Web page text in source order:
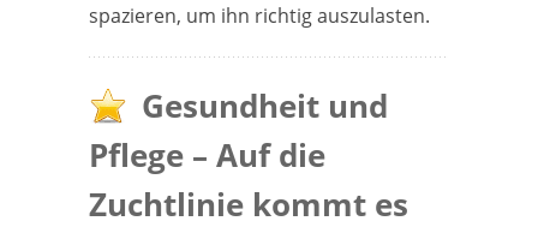
spazieren, um ihn richtig auszulasten.
Gesundheit und
Pflege – Auf die
Zuchtlinie kommt es